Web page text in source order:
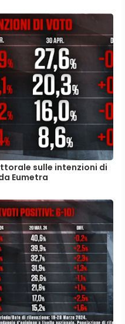
sulle intenzioni di
Eumetra